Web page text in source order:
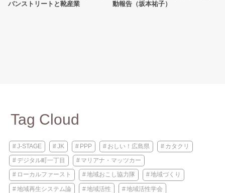
バンストリートと靴産業
動報告（坂本祐子）
Tag Cloud
J-STAGE JK PPP おしい！広島県 カタクリ
デジタル町一丁目 マリアナ・マッツカー
ローカルファースト 地域おこし協力隊 地域づくり
地域再生システム論 地域活性 地域活性学会